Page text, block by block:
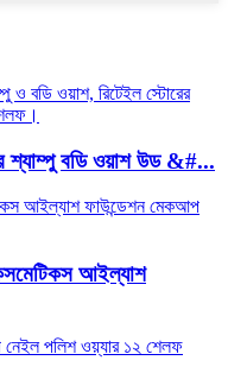
শ্যাম্পু বডি ওয়াশ উড &#...
আইল্যাশ